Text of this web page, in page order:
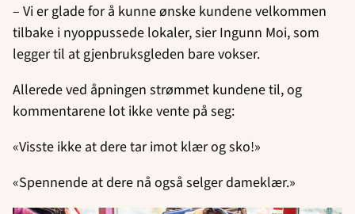
– Vi er glade for å kunne ønske kundene velkommen
tilbake i nyoppussede lokaler, sier Ingunn Moi, som
legger til at gjenbruksgleden bare vokser.
Allerede ved åpningen strømmet kundene til, og
kommentarene lot ikke vente på seg:
«Visste ikke at dere tar imot klær og sko!»
«Spennende at dere nå også selger dameklær.»